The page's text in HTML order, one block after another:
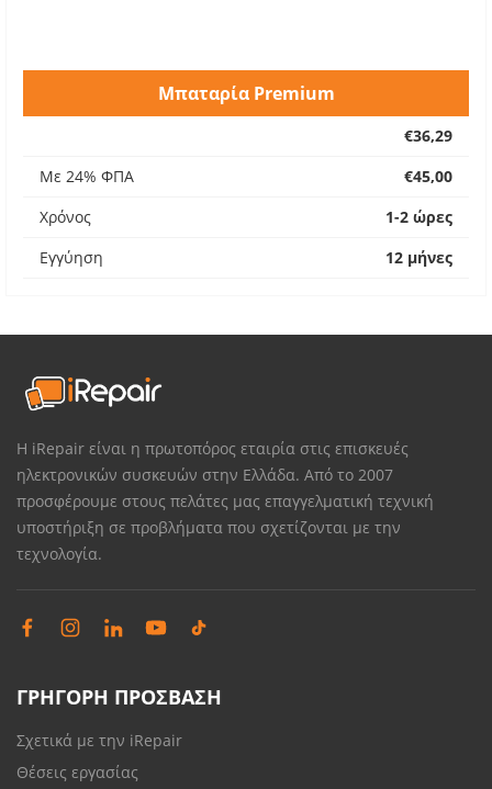
Μπαταρία Premium
€36,29
Με 24% ΦΠΑ
€45,00
Χρόνος
1-2 ώρες
Εγγύηση
12 μήνες
Η iRepair είναι η πρωτοπόρος εταιρία στις επισκευές
ηλεκτρονικών συσκευών στην Ελλάδα. Από το 2007
προσφέρουμε στους πελάτες μας επαγγελματική τεχνική
υποστήριξη σε προβλήματα που σχετίζονται με την
τεχνολογία.
ΓΡΗΓΟΡΗ ΠΡΟΣΒΑΣΗ
Σχετικά με την iRepair
Θέσεις εργασίας